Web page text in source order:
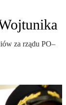
za rządu PO–